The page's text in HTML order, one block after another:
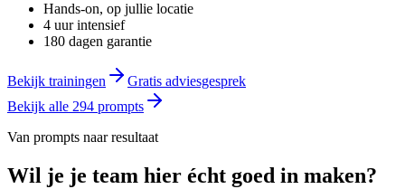
Hands-on, op jullie locatie
4 uur intensief
180 dagen garantie
Bekijk trainingen
Gratis adviesgesprek
Bekijk alle 294 prompts
Van prompts naar resultaat
Wil je je team hier écht goed in maken?